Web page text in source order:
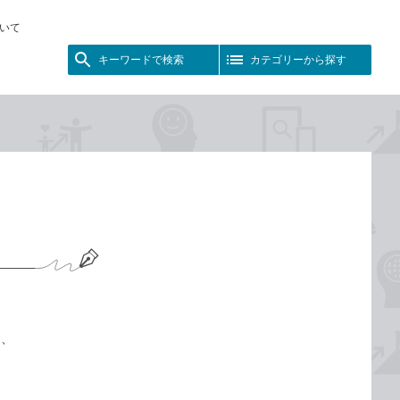
て
キーワードで検索 カテゴリーから探す